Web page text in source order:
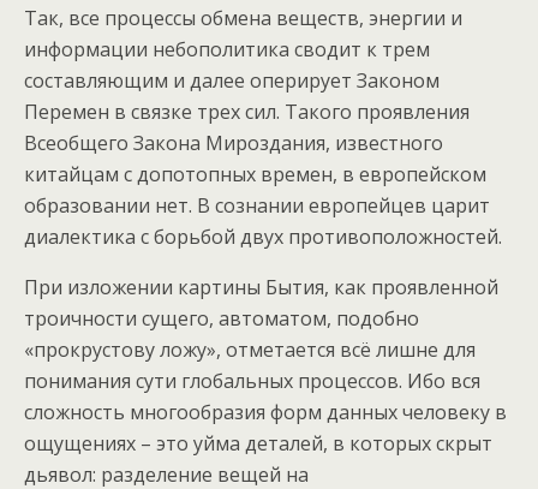
Так, все процессы обмена веществ, энергии и
информации небополитика сводит к трем
составляющим и далее оперирует Законом
Перемен в связке трех сил. Такого проявления
Всеобщего Закона Мироздания, известного
китайцам с допотопных времен, в европейском
образовании нет. В сознании европейцев царит
диалектика с борьбой двух противоположностей.
При изложении картины Бытия, как проявленной
троичности сущего, автоматом, подобно
«прокрустову ложу», отметается всё лишне для
понимания сути глобальных процессов. Ибо вся
сложность многообразия форм данных человеку в
ощущениях – это уйма деталей, в которых скрыт
дьявол: разделение вещей на